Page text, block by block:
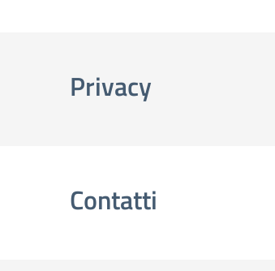
Privacy
Contatti